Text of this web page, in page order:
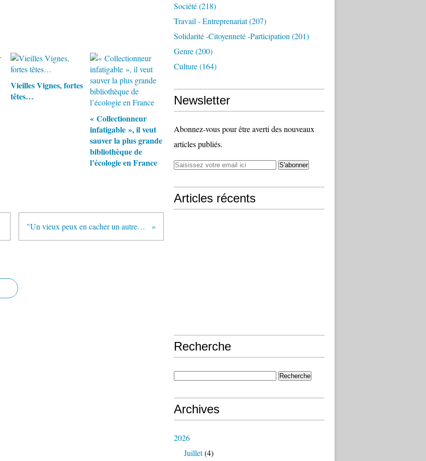
Vieilles Vignes, fortes
têtes…
« Collectionneur
infatigable », il veut
sauver la plus grande
bibliothèque de
l’écologie en France
"Un vieux peux en cacher un autre" dans Carnets de Campagne lundi 5 sur France Inter.
Société(218)
Travail - Entreprenariat(207)
Solidarité -citoyenneté -participation (201)
Genre(200)
Culture(164)
Newsletter
Abonnez-vous pour être averti des nouveaux
articles publiés.
Articles récents
Recherche
Archives
2026
Juillet(4)